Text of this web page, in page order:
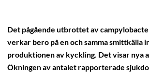
Det pågående utbrottet av
verkar bero på en och samma smittkälla
produktionen av kyckling. Det visar nya
Ökningen av antalet rapporterade